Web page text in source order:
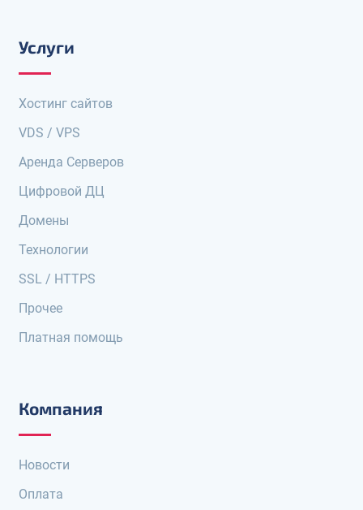
Услуги
Хостинг сайтов
VDS / VPS
Аренда Серверов
Цифровой ДЦ
Домены
Технологии
SSL / HTTPS
Прочее
Платная помощь
Компания
Новости
Оплата